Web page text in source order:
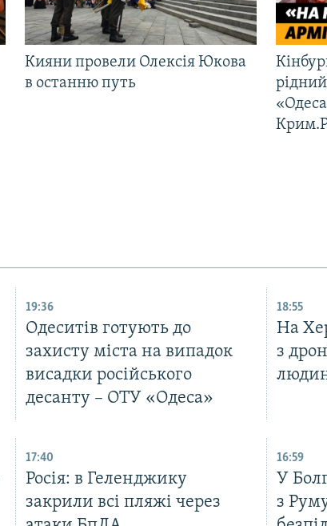
Кияни провели Олексія Юкова
в останню путь
19:36
Одеситів готують до
захисту міста на випадок
висадки російського
десанту – ОТУ «Одеса»
18:55
На
з
17:40
Росія: в Геленджику
закрили всі пляжі через
16:59
У
з